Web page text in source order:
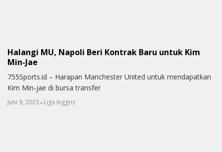
Halangi MU, Napoli Beri Kontrak Baru untuk Kim
Min-Jae
755Sports.id – Harapan Manchester United untuk mendapatkan
Kim Min-jae di bursa transfer
Juni 9, 2023 - Liga Inggris